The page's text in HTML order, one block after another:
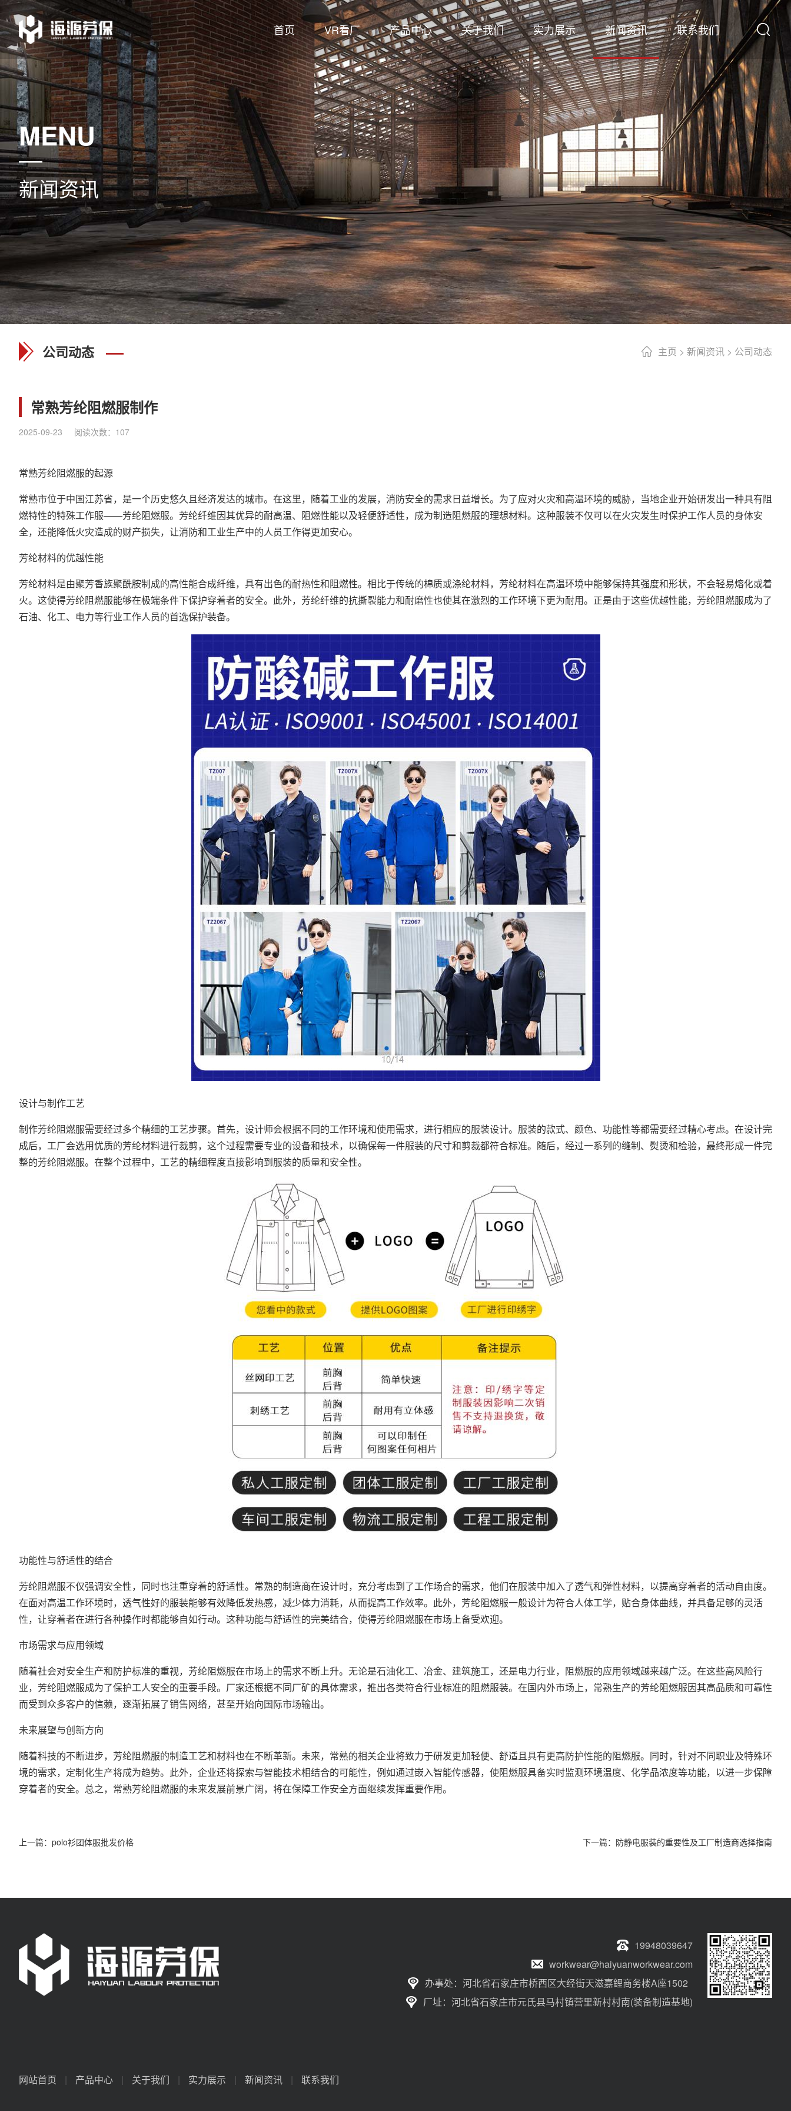
首页 VR看厂 产品中心 关于我们 实力展示 新闻资讯 联系我们
MENU
新闻资讯
主页 > 新闻资讯 > 公司动态
公司动态
常熟芳纶阻燃服制作
2025-09-23 阅读次数： 107
常熟芳纶阻燃服的起源
常熟市位于中国江苏省，是一个历史悠久且经济发达的城市。在这里，随着工业的发展，消防安全的需求日益增长。为了应对火灾和高温环境的威胁，当地企业开始研发出一种具有阻
燃特性的特殊工作服——芳纶阻燃服。芳纶纤维因其优异的耐高温、阻燃性能以及轻便舒适性，成为制造阻燃服的理想材料。这种服装不仅可以在火灾发生时保护工作人员的身体安
全，还能降低火灾造成的财产损失，让消防和工业生产中的人员工作得更加安心。
芳纶材料的优越性能
芳纶材料是由聚芳香族聚酰胺制成的高性能合成纤维，具有出色的耐热性和阻燃性。相比于传统的棉质或涤纶材料，芳纶材料在高温环境中能够保持其强度和形状，不会轻易熔化或着
火。这使得芳纶阻燃服能够在极端条件下保护穿着者的安全。此外，芳纶纤维的抗撕裂能力和耐磨性也使其在激烈的工作环境下更为耐用。正是由于这些优越性能，芳纶阻燃服成为了
石油、化工、电力等行业工作人员的首选保护装备。
设计与制作工艺
制作芳纶阻燃服需要经过多个精细的工艺步骤。首先，设计师会根据不同的工作环境和使用需求，进行相应的服装设计。服装的款式、颜色、功能性等都需要经过精心考虑。在设计完
成后，工厂会选用优质的芳纶材料进行裁剪，这个过程需要专业的设备和技术，以确保每一件服装的尺寸和剪裁都符合标准。随后，经过一系列的缝制、熨烫和检验，最终形成一件完
整的芳纶阻燃服。在整个过程中，工艺的精细程度直接影响到服装的质量和安全性。
功能性与舒适性的结合
芳纶阻燃服不仅强调安全性，同时也注重穿着的舒适性。常熟的制造商在设计时，充分考虑到了工作场合的需求，他们在服装中加入了透气和弹性材料，以提高穿着者的活动自由度。
在面对高温工作环境时，透气性好的服装能够有效降低发热感，减少体力消耗，从而提高工作效率。此外，芳纶阻燃服一般设计为符合人体工学，贴合身体曲线，并具备足够的灵活
性，让穿着者在进行各种操作时都能够自如行动。这种功能与舒适性的完美结合，使得芳纶阻燃服在市场上备受欢迎。
市场需求与应用领域
随着社会对安全生产和防护标准的重视，芳纶阻燃服在市场上的需求不断上升。无论是石油化工、冶金、建筑施工，还是电力行业，阻燃服的应用领域越来越广泛。在这些高风险行
业，芳纶阻燃服成为了保护工人安全的重要手段。厂家还根据不同厂矿的具体需求，推出各类符合行业标准的阻燃服装。在国内外市场上，常熟生产的芳纶阻燃服因其高品质和可靠性
而受到众多客户的信赖，逐渐拓展了销售网络，甚至开始向国际市场输出。
未来展望与创新方向
随着科技的不断进步，芳纶阻燃服的制造工艺和材料也在不断革新。未来，常熟的相关企业将致力于研发更加轻便、舒适且具有更高防护性能的阻燃服。同时，针对不同职业及特殊环
境的需求，定制化生产将成为趋势。此外，企业还将探索与智能技术相结合的可能性，例如通过嵌入智能传感器，使阻燃服具备实时监测环境温度、化学品浓度等功能，以进一步保障
穿着者的安全。总之，常熟芳纶阻燃服的未来发展前景广阔，将在保障工作安全方面继续发挥重要作用。
上一篇： polo衫团体服批发价格 下一篇： 防静电服装的重要性及工厂制造商选择指南
19948039647
workwear@haiyuanworkwear.com
办事处：河北省石家庄市桥西区大经街天滋嘉鲤商务楼A座1502
厂址：河北省石家庄市元氏县马村镇营里新村村南(装备制造基地)
网站首页 | 产品中心 | 关于我们 | 实力展示 | 新闻资讯 | 联系我们